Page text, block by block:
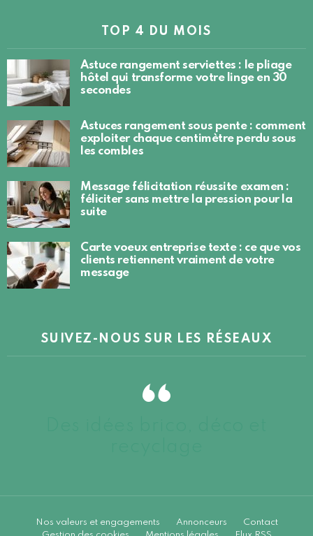
TOP 4 DU MOIS
Astuce rangement serviettes : le pliage
hôtel qui transforme votre linge en 30
secondes
Astuces rangement sous pente : comment
exploiter chaque centimètre perdu sous
les combles
Message félicitation réussite examen :
féliciter sans mettre la pression pour la
suite
Carte voeux entreprise texte : ce que vos
clients retiennent vraiment de votre
message
SUIVEZ-NOUS SUR LES RÉSEAUX
Nos valeurs et engagements Annonceurs
Contact